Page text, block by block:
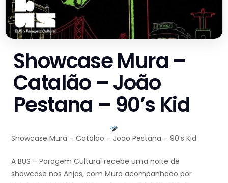
Showcase Mura –
Catalão – João
Pestana – 90’s Kid
Showcase Mura – Catalão – João Pestana – 90’s Kid
A BUS – Paragem Cultural recebe uma noite de
showcase nos Anjos, com Mura acompanhado por